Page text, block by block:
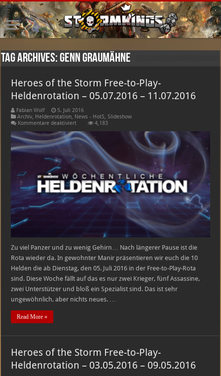
Tag Archives:Genn Graumähne
Heroes of the Storm Free-to-Play-
Heldenrotation – 05.07.2016 – 11.07.2016
Fabian Wolf
5. Juli 2016
Archiv, Heldenrotation, News - HotS,Slideshow
Kommentare deaktiviertfür
of
the
Storm
to-
Heldenrotation
–
05.07.2016
–
11.07.2016
4,183
Zu viel Panzer und zu wenig Gehirn… Nach längerer Pause ist die
Rota wieder da. In gewohnter Manir präsentieren wir euch die 10
Helden die ab Dienstag, den 05. Juli 2016 in der Free-to-Play-Rota
sind. Diese Woche fällt auf das es nur zwei Krieger, fünf Assassine,
zwei Unterstützer und bloß ein Spezialist sind. Das ist sehr
ungewöhnlich, aber nichts neues. …
Read More »
Heroes of the Storm Free-to-Play-
Heldenrotation – 03.05.2016 – 09.05.2016